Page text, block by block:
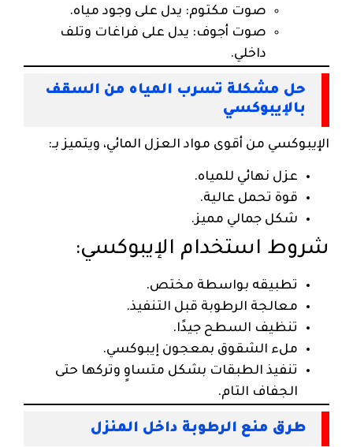
صوت مكتوم: يدل على وجود مياه.
صوت أجوف: يدل على فراغات وتلف
داخلي.
حل مشكلة تسرب المياه من السقف
بالإيبوكسي
الإيبوكسي من أقوى مواد العزل المائي، ويتميز بـ:
عزل نهائي للمياه.
قوة تحمل عالية.
شكل جمالي مميز.
شروط استخدام الإيبوكسي:
تطبيقه بواسطة مختص.
معالجة الرطوبة قبل التنفيذ.
تنظيف السطح جيدًا.
ملء الشقوق بمعجون إيبوكسي.
تنفيذ الطبقات بشكل متساوٍ وتركها حتى
الجفاف التام.
طرق منع الرطوبة داخل المنزل